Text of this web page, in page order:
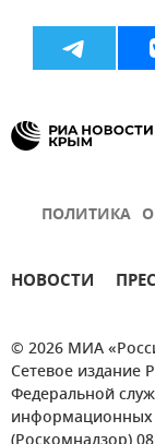
ПОЛИТИКА
НОВОСТИ
© 2026 МИА
Сетевое издание
Федеральной
информационных